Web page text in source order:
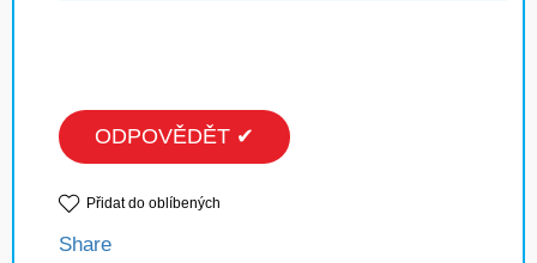
ODPOVĚDĚT ✔
Přidat do oblíbených
Share